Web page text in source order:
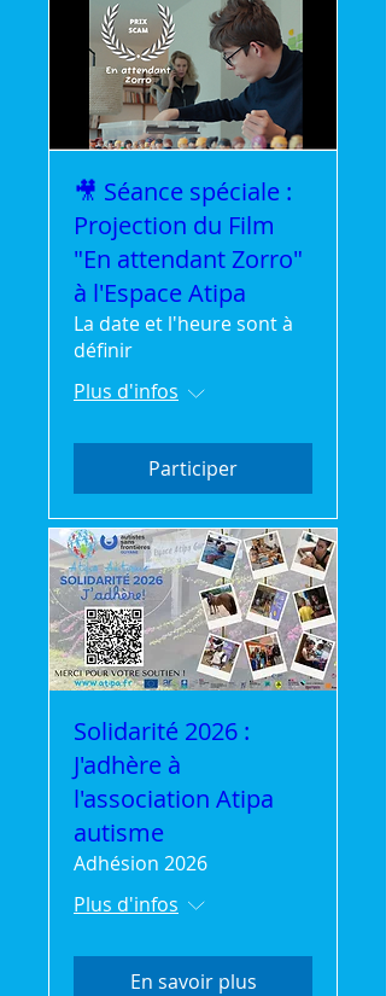
🎥 Séance spéciale :
Projection du Film
"En attendant Zorro"
à l'Espace Atipa
La date et l'heure sont à
définir
Plus d'infos
Participer
Solidarité 2026 :
J'adhère à
l'association Atipa
autisme
Adhésion 2026
Plus d'infos
En savoir plus